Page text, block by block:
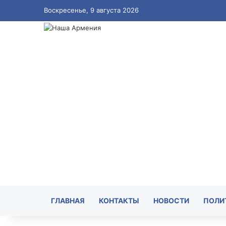
Воскресенье, 9 августа 2026
ГЛАВНАЯ КОНТАКТЫ НОВОСТИ